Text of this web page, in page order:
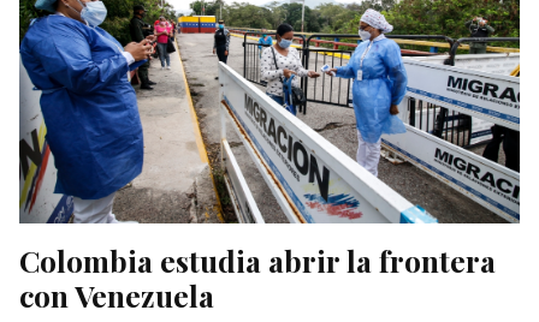
Colombia estudia abrir la frontera
con Venezuela